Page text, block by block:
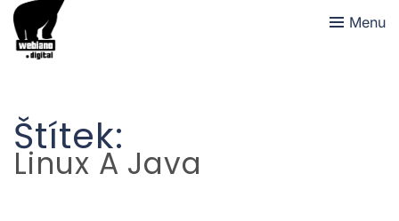
Menu
Štítek:
Linux A Java